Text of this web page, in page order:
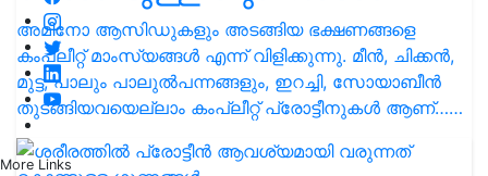
More Links
അമിനോ ആസിഡുകളും അടങ്ങിയ ഭക്ഷണങ്ങളെ
കംപ്ലീറ്റ് മാംസ്യങ്ങൾ എന്ന് വിളിക്കുന്നു. മീൻ, ചിക്കൻ,
മുട്ട, പാലും പാലുൽപന്നങ്ങളും, ഇറച്ചി, സോയാബീൻ
തുടങ്ങിയവയെല്ലാം കംപ്ലീറ്റ് പ്രോട്ടീനുകൾ ആണ്……